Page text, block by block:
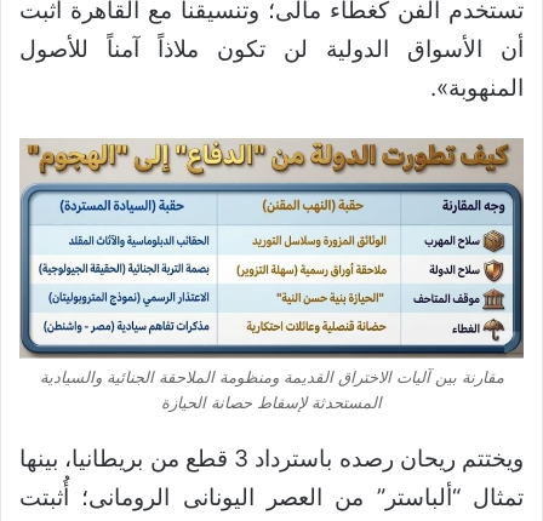
تستخدم الفن كغطاء مالى؛ وتنسيقنا مع القاهرة أثبت
أن الأسواق الدولية لن تكون ملاذاً آمناً للأصول
المنهوبة».
مقارنة بين آليات الاختراق القديمة ومنظومة الملاحقة الجنائية والسيادية
المستحدثة لإسقاط حصانة الحيازة
ويختتم ريحان رصده باسترداد 3 قطع من بريطانيا، بينها
تمثال “ألباستر” من العصر اليونانى الرومانى؛ أُثبتت